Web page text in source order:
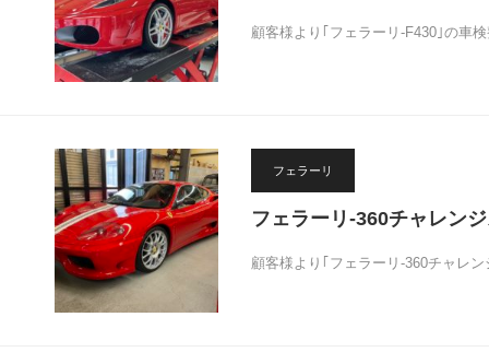
顧客様より｢フェラーリ-F430｣の車
フェラーリ
フェラーリ-360チャレン
顧客様より｢フェラーリ-360チャレ